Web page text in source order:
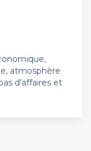
atmosphère
d'affaires et